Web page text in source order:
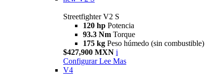
Streetfighter V2 S
120 hp Potencia
93.3 Nm Torque
175 kg Peso húmedo (sin combustible)
$427,900 MXN i
Configurar Lee Mas
V4